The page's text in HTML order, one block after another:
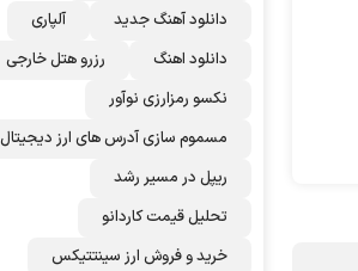
دانلود آهنگ جدید
آلپاری
دانلود اهنگ
رزرو هتل خارجی
نکسو رمزارزی نوآور
مسموم سازی آدرس های ارز دیجیتال
ریپل در مسیر رشد
تحلیل قیمت کاردانو
خرید و فروش ارز سینتتیکس